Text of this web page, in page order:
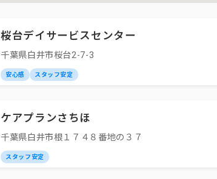
桜台デイサービスセンター
千葉県白井市桜台2-7-3
安心感 スタッフ安定
ケアプランさちほ
千葉県白井市根１７４８番地の３７
スタッフ安定